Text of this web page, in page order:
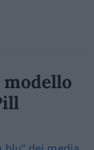
modello